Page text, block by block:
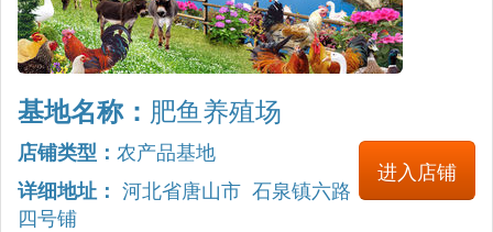
基地名称： 肥鱼养殖场
店铺类型： 农产品基地
进入店铺
详细地址： 河北省唐山市 石泉镇六路
四号铺